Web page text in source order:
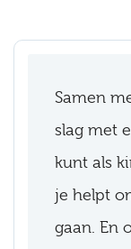
Samen
slag met
kunt als
je helpt
gaan. En